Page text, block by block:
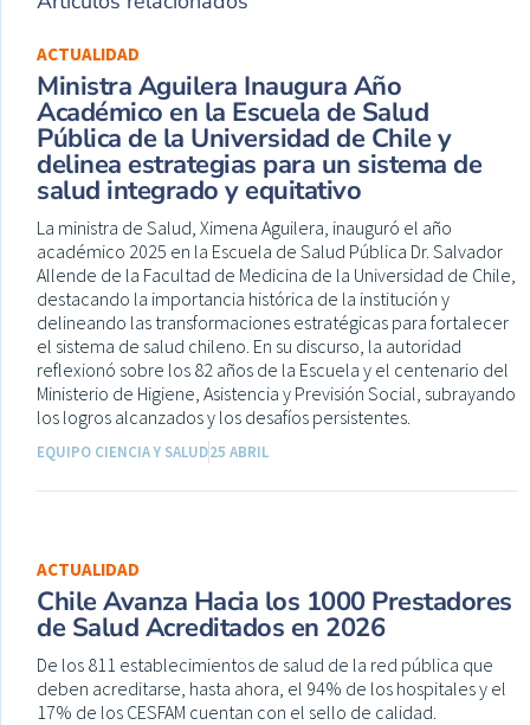
ACTUALIDAD
Ministra Aguilera Inaugura Año
Académico en la Escuela de Salud
Pública de la Universidad de Chile y
delinea estrategias para un sistema de
salud integrado y equitativo
La ministra de Salud, Ximena Aguilera, inauguró el año
académico 2025 en la Escuela de Salud Pública Dr. Salvador
Allende de la Facultad de Medicina de la Universidad de Chile,
destacando la importancia histórica de la institución y
delineando las transformaciones estratégicas para fortalecer
el sistema de salud chileno. En su discurso, la autoridad
reflexionó sobre los 82 años de la Escuela y el centenario del
Ministerio de Higiene, Asistencia y Previsión Social, subrayando
los logros alcanzados y los desafíos persistentes.
EQUIPO CIENCIA Y SALUD25 ABRIL
ACTUALIDAD
Chile Avanza Hacia los 1000 Prestadores
de Salud Acreditados en 2026
De los 811 establecimientos de salud de la red pública que
deben acreditarse, hasta ahora, el 94% de los hospitales y el
17% de los CESFAM cuentan con el sello de calidad.